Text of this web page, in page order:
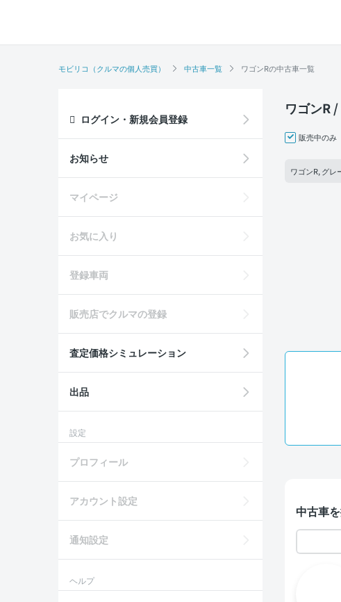
モビリコ（クルマの個人売買） 中古車一覧 ワゴンRの中古車一覧
ワゴンR
販売中のみ
ワゴンR, グレ
中古車
ログイン・新規会員登録
お知らせ
マイページ
お気に入り
登録車両
販売店でクルマの登録
査定価格シミュレーション
出品
設定
プロフィール
アカウント設定
通知設定
ヘルプ